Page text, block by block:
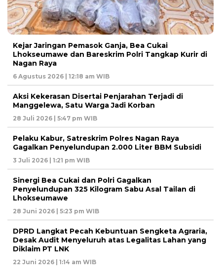
Kejar Jaringan Pemasok Ganja, Bea Cukai
Lhokseumawe dan Bareskrim Polri Tangkap Kurir di
Nagan Raya
6 Agustus 2026 | 12:18 am WIB
Aksi Kekerasan Disertai Penjarahan Terjadi di
Manggelewa, Satu Warga Jadi Korban
28 Juli 2026 | 5:47 pm WIB
Pelaku Kabur, Satreskrim Polres Nagan Raya
Gagalkan Penyelundupan 2.000 Liter BBM Subsidi
3 Juli 2026 | 1:21 pm WIB
Sinergi Bea Cukai dan Polri Gagalkan
Penyelundupan 325 Kilogram Sabu Asal Tailan di
Lhokseumawe
28 Juni 2026 | 5:23 pm WIB
DPRD Langkat Pecah Kebuntuan Sengketa Agraria,
Desak Audit Menyeluruh atas Legalitas Lahan yang
Diklaim PT LNK
22 Juni 2026 | 1:14 am WIB